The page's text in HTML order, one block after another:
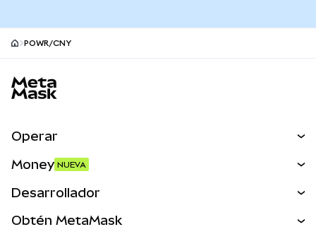
POWR/CNY
Operar
Activos del mundo real
Money NUEVA
Desarrollador
Obtén MetaMask